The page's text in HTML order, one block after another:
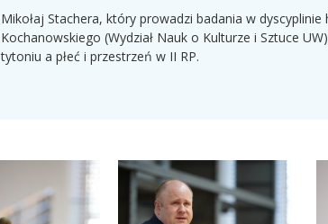
Mikołaj Stachera, który prowadzi badania w
Kochanowskiego (Wydział Nauk o Kulturze i Sztuce
tytoniu a płeć i przestrzeń w II RP.